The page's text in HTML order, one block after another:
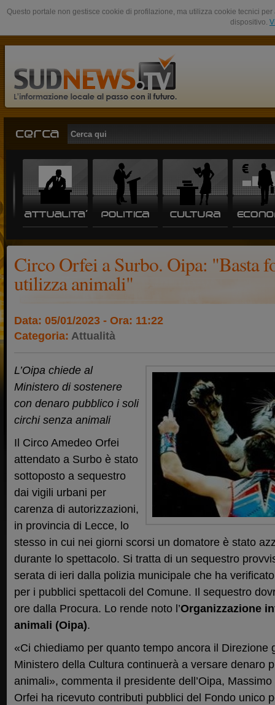
Questo portale non gestisce cookie di profilazione, ma utilizza cookie tecnici
dispositivo.
Circo Orfei a Surbo. Oipa: "Basta
utilizza animali"
Data: 05/01/2023 - Ora: 11:22
Categoria: Attualità
L’Oipa chiede al
Ministero di sostenere
con denaro pubblico i soli
circhi senza animali
Il Circo Amedeo Orfei
attendato a Surbo è stato
sottoposto a sequestro
dai vigili urbani per
carenza di autorizzazioni,
in provincia di Lecce, lo
stesso in cui nei giorni scorsi un domatore è stato
durante lo spettacolo. Si tratta di un sequestro
serata di ieri dalla polizia municipale che ha
per i pubblici spettacoli del Comune. Il sequestro
ore dalla Procura. Lo rende noto l’Organizzazione
animali (Oipa).
«Ci chiediamo per quanto tempo ancora il Direzione
Ministero della Cultura continuerà a versare denaro
animali», commenta il presidente dell’Oipa,
Orfei ha ricevuto contributi pubblici del Fondo unico